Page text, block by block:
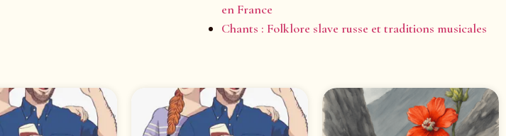
en France
Chants : Folklore slave russe et traditions musicales